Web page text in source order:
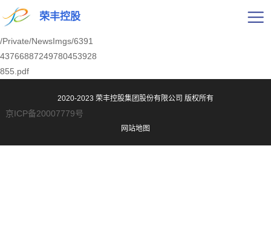
荣丰控股
/Private/NewsImgs/6391
43766887249780453928
855.pdf
2020-2023 荣丰控股集团股份有限公司 版权所有
京ICP备20007779号
网站地图